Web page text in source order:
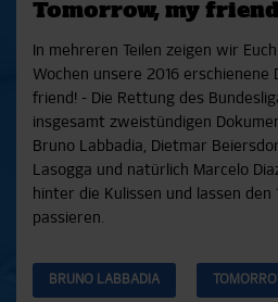
Bundesliga 17/18
Bundesliga 16/17
Pokal- und Testspiele
Testspiele
Reportagen
Mit dem HSVtv-Abo hast Du
100 Videos jeden Monat,
in voller Länge, sowie
exklusive Interviews,
mehr.
JETZT ZUM ABO
Tomorrow, my
In mehreren Teilen zeigen wir
Wochen unsere 2016 erschienene
friend! - Die Rettung des
insgesamt zweistündigen
Bruno Labbadia, Dietmar
Lasogga und natürlich Marcelo
hinter die Kulissen und lassen den
passieren.
BRUNO LABBADIA